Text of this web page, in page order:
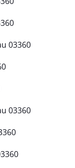
03360
03360